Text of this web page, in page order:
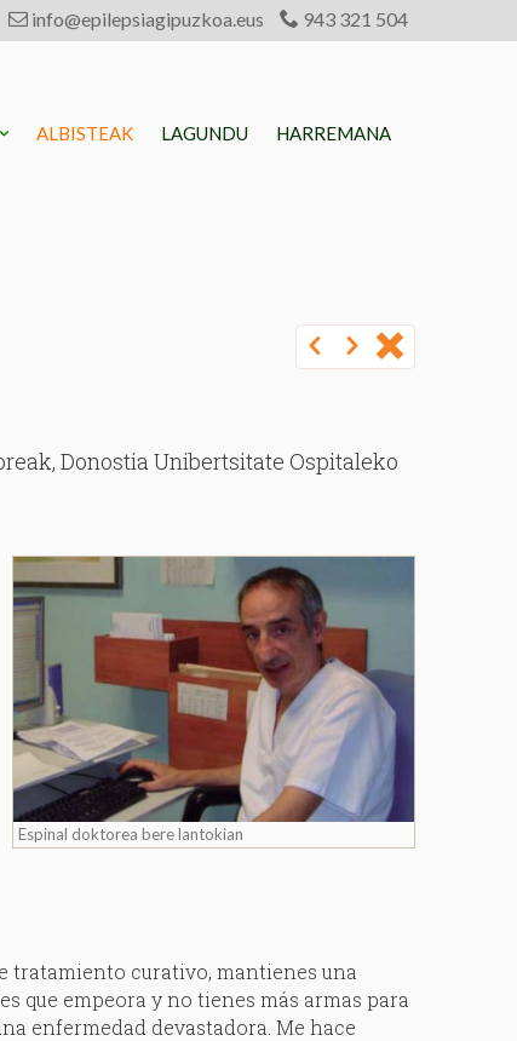
info@epilepsiagipuzkoa.eus 943 321 504
ALBISTEAK LAGUNDU HARREMANA
Donostia Unibertsitate Ospitaleko
Espinal doktorea bere lantokian
tratamiento curativo, mantienes una
que empeora y no tienes más armas para
enfermedad devastadora. Me hace